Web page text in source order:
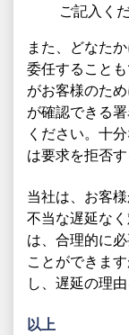
ご記入く
また、どなた
委任すること
がお客様のた
が確認できる
ください。十
は要求を拒否す
当社は、お客
不当な遅延な
は、合理的に
ことができま
し、遅延の理
以上